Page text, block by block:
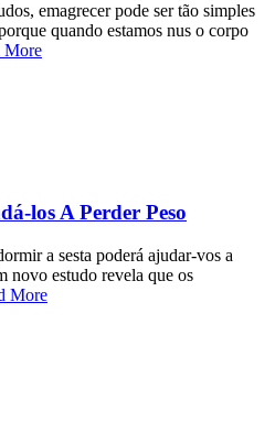
emagrecer pode ser tão simples
quando estamos nus o corpo
More
los A Perder Peso
a sesta poderá ajudar-vos a
estudo revela que os
More